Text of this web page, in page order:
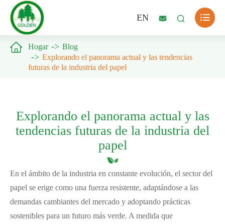
EN   
 Hogar
Blog
Explorando el panorama actual y las tendencias
futuras de la industria del papel
Explorando el panorama actual y las
tendencias futuras de la industria del
papel
En el ámbito de la industria en constante evolución, el sector del
papel se erige como una fuerza resistente, adaptándose a las
demandas cambiantes del mercado y adoptando prácticas
sostenibles para un futuro más verde. A medida que